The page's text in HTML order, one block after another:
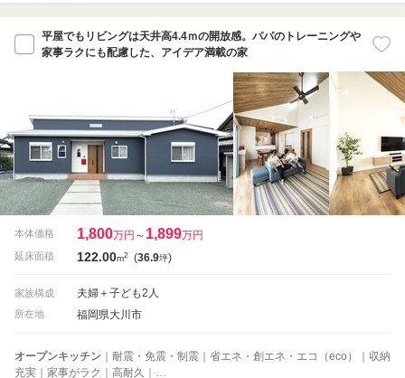
平屋でもリビングは天井高4.4ｍの開放感。パパのトレーニングや
家事ラクにも配慮した、アイデア満載の家
本体価格 1,800万円 ～ 1,899万円
延床面積 122.00m2 (36.9坪)
家族構成 夫婦＋子ども2人
所在地 福岡県大川市
オープンキッチン ｜耐震・免震・制震｜省エネ・創エネ・エコ（eco）｜収納
充実｜家事がラク｜高耐久｜…